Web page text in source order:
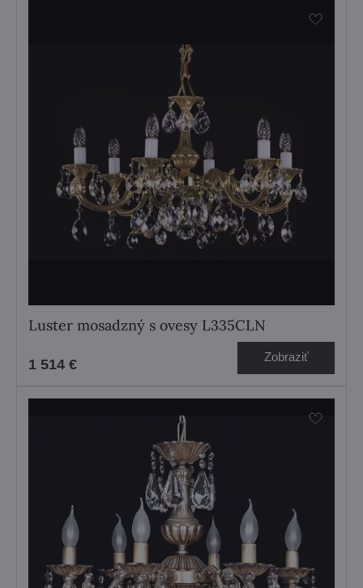
Luster mosadzný s ovesy L335CLN
1 514 € Zobraziť